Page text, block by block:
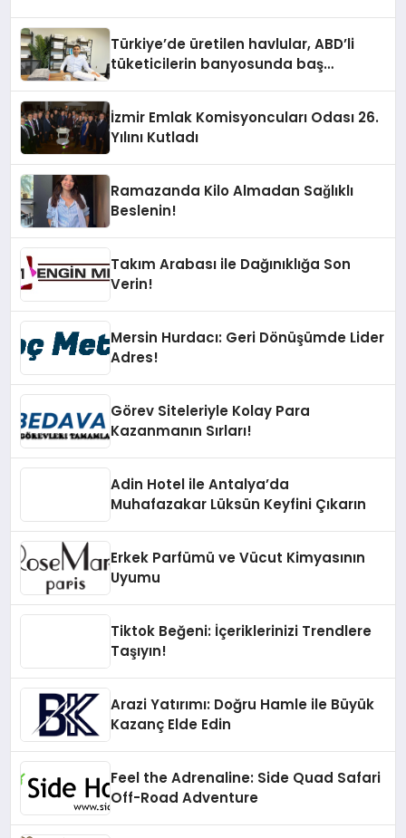
Türkiye’de üretilen havlular, ABD’li
tüketicilerin banyosunda baş
İzmir Emlak Komisyoncuları Odası 26.
Yılını Kutladı
Ramazanda Kilo Almadan Sağlıklı
Beslenin!
Takım Arabası ile Dağınıklığa Son
Verin!
Mersin Hurdacı: Geri Dönüşümde Lider
Adres!
Görev Siteleriyle Kolay Para
Kazanmanın Sırları!
Adin Hotel ile Antalya’da
Muhafazakar Lüksün Keyfini Çıkarın
Erkek Parfümü ve Vücut Kimyasının
Uyumu
Tiktok Beğeni: İçeriklerinizi Trendlere
Taşıyın!
Arazi Yatırımı: Doğru Hamle ile Büyük
Kazanç Elde Edin
Feel the Adrenaline: Side Quad Safari
Off-Road Adventure